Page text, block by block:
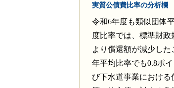
実質公債費比率の分析欄
令和6年度も類似団体
度比率では、標準財
より償還額が減少し
年平均比率でも0.8ポ
び下水道事業におけ